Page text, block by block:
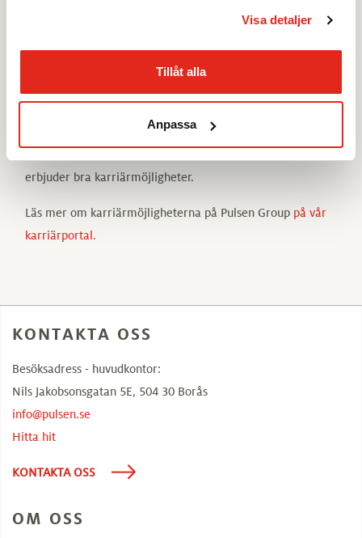
Visa detaljer
Tillåt alla
Anpassa
arbetsmiljö, ledarskap och mångfald har Pulsen Group
visat hur värdegrunden är en naturlig del av koncernens
DNA och en ledstjärna i ambitionen att utveckla företag,
människor och världen.”
Sedan 2011 har Karriärföretagen utsett bolag som de
erbjuder bra karriärmöjligheter.
Läs mer om karriärmöjligheterna på Pulsen Group på vår
karriärportal.
KONTAKTA OSS
Besöksadress - huvudkontor:
Nils Jakobsonsgatan 5E, 504 30 Borås
info@pulsen.se
Hitta hit
KONTAKTA OSS
OM OSS